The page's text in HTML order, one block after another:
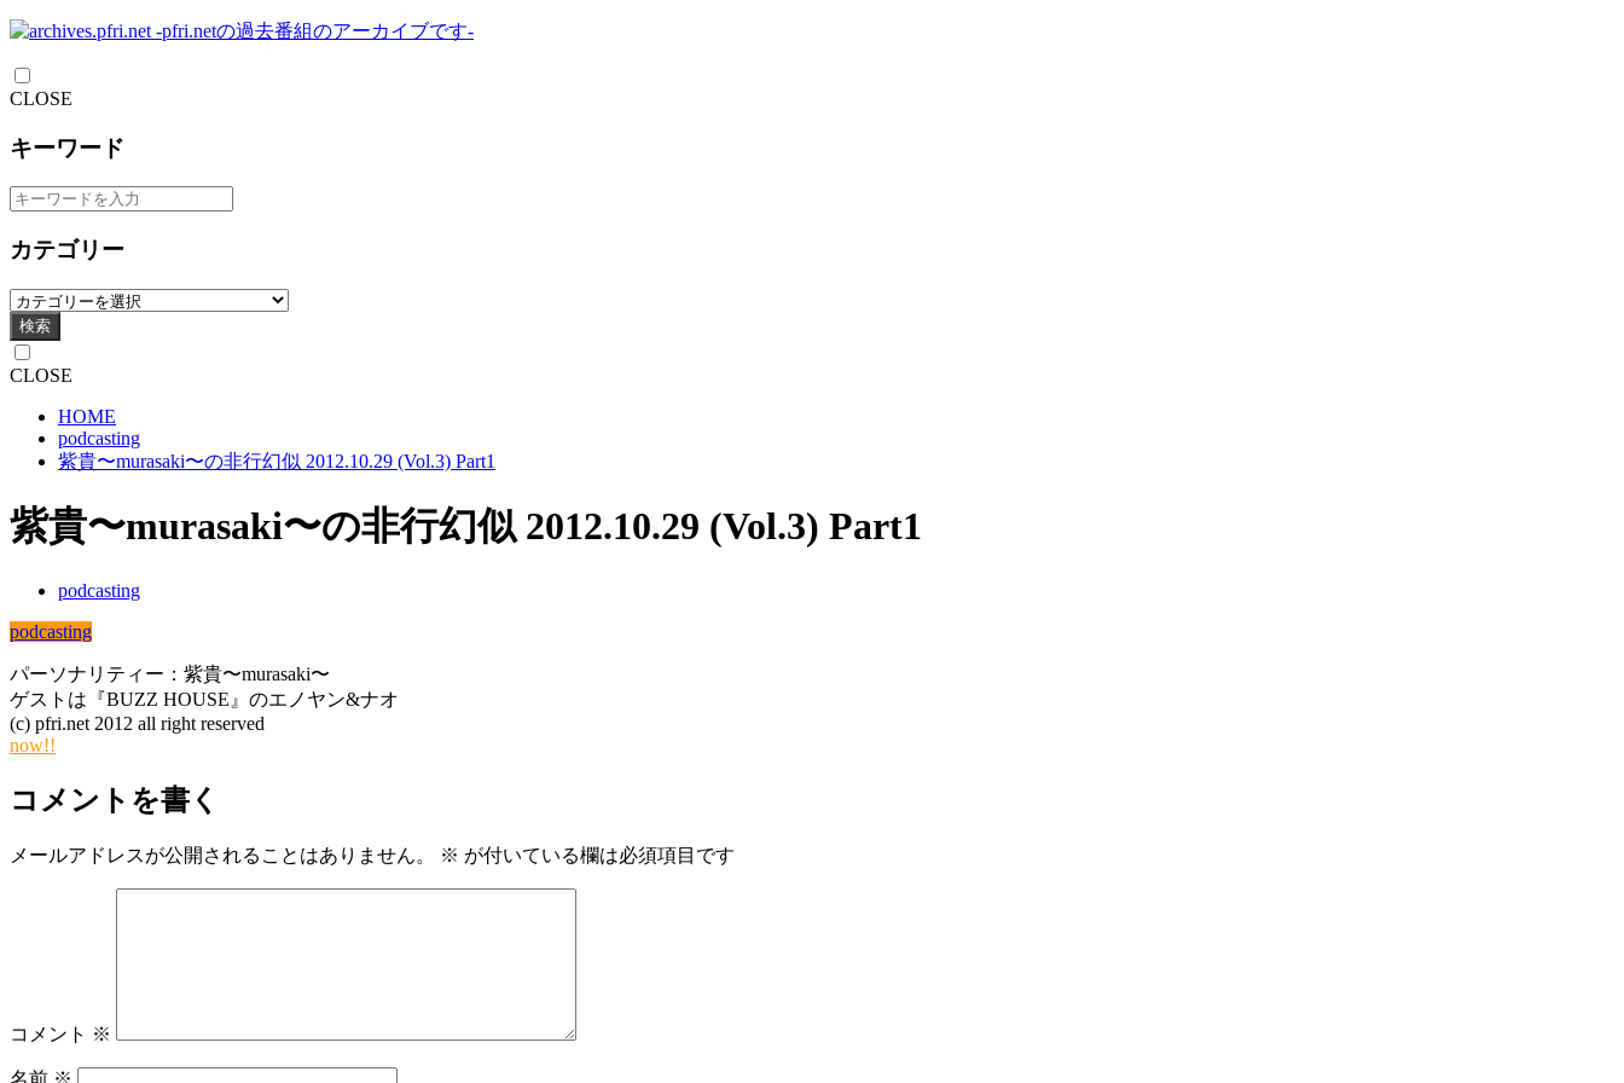
CLOSE
キーワード
カテゴリー
検索
CLOSE
HOME
podcasting
紫貴〜murasaki〜の非行幻似 2012.10.29 (Vol.3) Part1
紫貴〜murasaki〜の非行幻似 2012.10.29 (Vol.3) Part1
podcasting
podcasting
パーソナリティー：紫貴〜murasaki〜
ゲストは『BUZZ HOUSE』のエノヤン&ナオ
(c) pfri.net 2012 all right reserved
now!!
コメントを書く
メールアドレスが公開されることはありません。 ※ が付いている欄は必須項目です
コメント ※
名前 ※